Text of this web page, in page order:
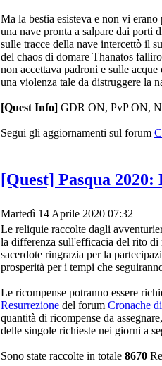
Ma la bestia esisteva e non vi
una nave pronta a salpare dai porti
sulle tracce della nave intercettò il
del chaos di domare Thanatos
non accettava padroni e sulle
una violenza tale da distruggere la
[Quest Info] GDR ON, PvP ON,
Segui gli aggiornamenti sul forum
[Quest] Pasqua
Martedì 14 Aprile 2020 07:32
Le reliquie raccolte dagli
la differenza sull'efficacia del rito di
sacerdote ringrazia per la
prosperità per i tempi che
Le ricompense potranno essere
Resurrezione del forum Cronache
quantità di ricompense da
delle singole richieste nei giorni a
Sono state raccolte in totale 8670